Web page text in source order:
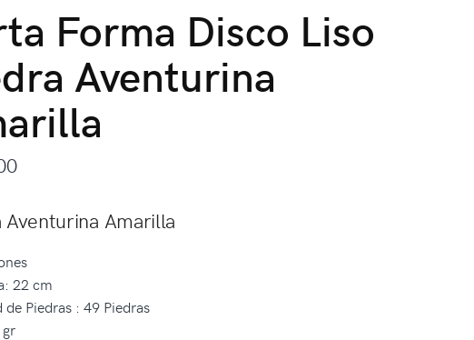
Forma Disco Liso
Aventurina
Aventurina Amarilla
22 cm
de Piedras : 49 Piedras
gr